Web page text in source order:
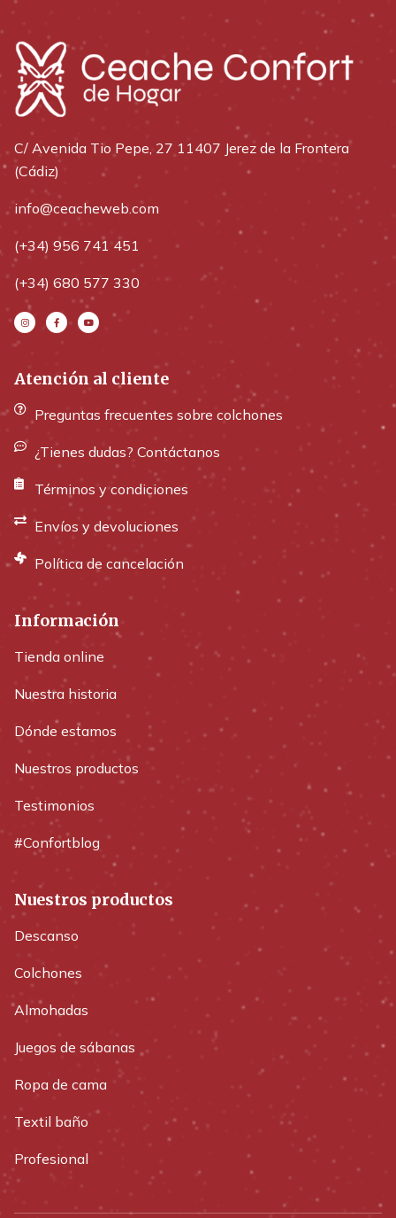
C/ Avenida Tio Pepe, 27 11407 Jerez de la Frontera
(Cádiz)
info@ceacheweb.com
(+34) 956 741 451
(+34) 680 577 330
Atención al cliente
Preguntas frecuentes sobre colchones
¿Tienes dudas? Contáctanos
Términos y condiciones
Envíos y devoluciones
Política de cancelación
Información
Tienda online
Nuestra historia
Dónde estamos
Nuestros productos
Testimonios
#Confortblog
Nuestros productos
Descanso
Colchones
Almohadas
Juegos de sábanas
Ropa de cama
Textil baño
Profesional